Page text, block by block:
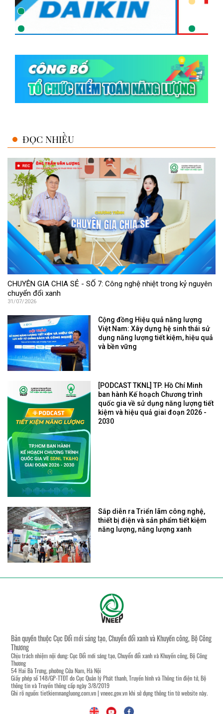
ĐỌC NHIỀU
CHUYÊN GIA CHIA SẺ - SỐ 7: Công nghệ nhiệt trong kỷ nguyên
chuyển đổi xanh
31/07/2026
Cộng đồng Hiệu quả năng lượng
Việt Nam: Xây dựng hệ sinh thái sử
dụng năng lượng tiết kiệm, hiệu quả
và bền vững
[PODCAST TKNL] TP. Hồ Chí Minh
ban hành Kế hoạch Chương trình
quốc gia về sử dụng năng lượng tiết
kiệm và hiệu quả giai đoạn 2026 -
2030
Sắp diễn ra Triển lãm công nghệ,
thiết bị điện và sản phẩm tiết kiệm
năng lượng, năng lượng xanh
Bản quyền thuộc Cục Đổi mới sáng tạo, Chuyển đổi xanh và Khuyến công, Bộ Công
Thương
Chịu trách nhiệm nội dung: Cục Đổi mới sáng tạo, Chuyển đổi xanh và Khuyến công, Bộ Công
Thương
54 Hai Bà Trưng, phường Cửa Nam, Hà Nội
Giấy phép số 148/GP-TTĐT do Cục Quản lý Phát thanh, Truyền hình và Thông tin điện tử, Bộ
thông tin và Truyền thông cấp ngày 3/8/2019
Ghi rõ nguồn:tietkiemnangluong.com.vn| vneec.gov.vnkhi sử dụng thông tin từ website này.